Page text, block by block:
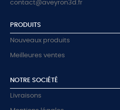
contact@aveyron3d.fr
PRODUITS
Nouveaux produits
Meilleures ventes
NOTRE SOCIÉTÉ
Livraisons